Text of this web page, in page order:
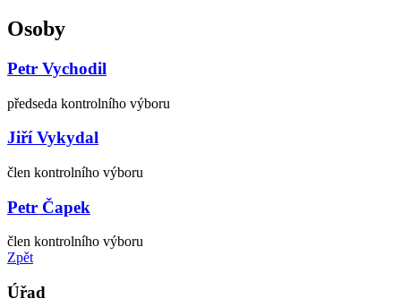
Osoby
Petr Vychodil
předseda kontrolního výboru
Jiří Vykydal
člen kontrolního výboru
Petr Čapek
člen kontrolního výboru
Zpět
Úřad